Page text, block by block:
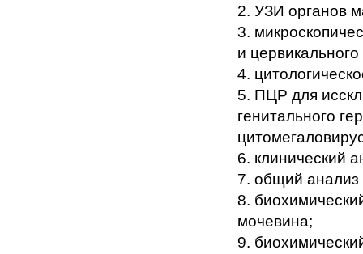
2. УЗИ органов
3.
и
4.
5. ПЦР для
генитального
6. клинический
7. общий анализ
8.
мочевина;
9.